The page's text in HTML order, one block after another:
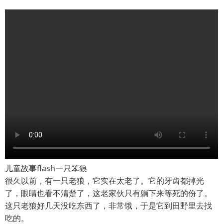
儿童故事flash一只笨狼
很久以前，有一只老狼，它实在太老了。它的牙齿都掉光
了，眼睛也看不清楚了，这老家伙只有躺下来等死的份了。
这只老狼好几天没吃东西了，非常饿，于是它到田野里去找
吃的。